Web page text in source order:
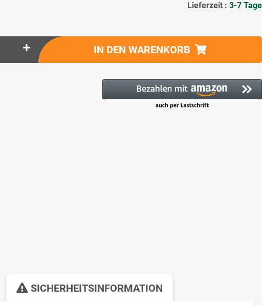
Lieferzeit : 3-7 Tage
IN DEN WARENKORB
SICHERHEITSINFORMATION